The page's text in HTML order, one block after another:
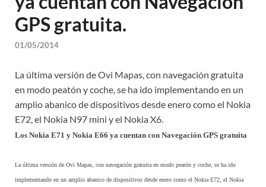
GPS gratuita.
01/05/2014
La última versión de Ovi Mapas, con navegación gratuita
en modo peatón y coche, se ha ido implementando en un
amplio abanico de dispositivos desde enero como el Nokia
E72, el Nokia N97 mini y el Nokia X6.
Los Nokia E71 y Nokia E66 ya cuentan con Navegación GPS gratuita
La última versión de Ovi Mapas, con navegación gratuita en modo peatón y coche, se ha ido
implementando en un amplio abanico de dispositivos desde enero como el Nokia E72, el Nokia